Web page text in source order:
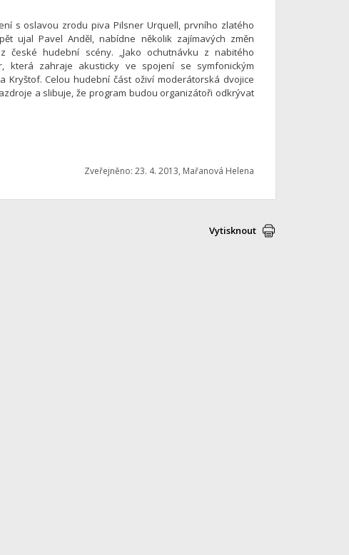
s oslavou zrodu piva Pilsner Urquell, prvního zlatého
ujal Pavel Anděl, nabídne několik zajímavých změn
hudební scény. „Jako ochutnávku z nabitého
která zahraje akusticky ve spojení se symfonickým
Celou hudební část oživí moderátorská dvojice
a slibuje, že program budou organizátoři odkrývat
Zveřejněno: 23. 4. 2013, Mařanová Helena
Vytisknout